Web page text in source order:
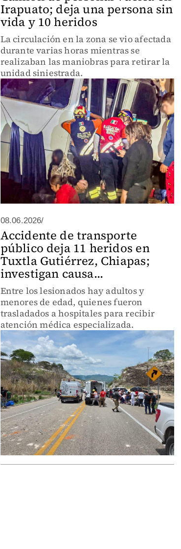
Irapuato; deja una persona sin
vida y 10 heridos
La circulación en la zona se vio afectada
durante varias horas mientras se
realizaban las maniobras para retirar la
unidad siniestrada.
08.06.2026/
Accidente de transporte
público deja 11 heridos en
Tuxtla Gutiérrez, Chiapas;
investigan causa...
Entre los lesionados hay adultos y
menores de edad, quienes fueron
trasladados a hospitales para recibir
atención médica especializada.